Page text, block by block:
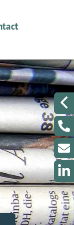
nou met
berichtje sturen?
met ons
klacht melden?